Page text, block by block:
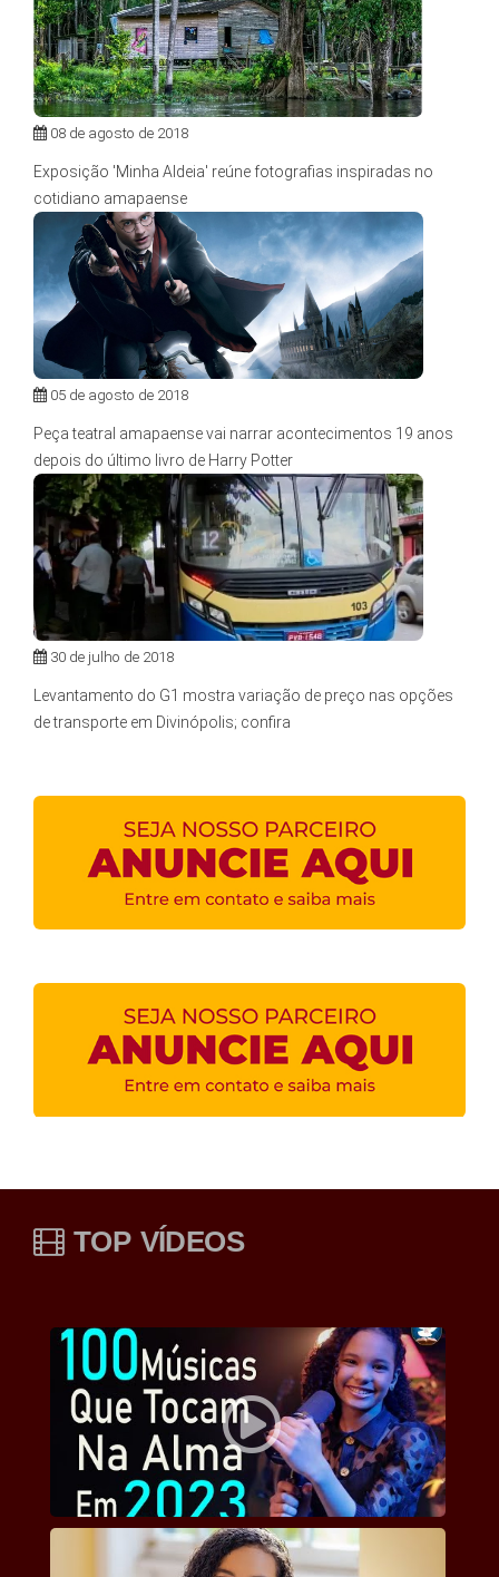
08 de agosto de 2018
Exposição 'Minha Aldeia' reúne fotografias inspiradas no
cotidiano amapaense
05 de agosto de 2018
Peça teatral amapaense vai narrar acontecimentos 19 anos
depois do último livro de Harry Potter
30 de julho de 2018
Levantamento do G1 mostra variação de preço nas opções
de transporte em Divinópolis; confira
TOP VÍDEOS